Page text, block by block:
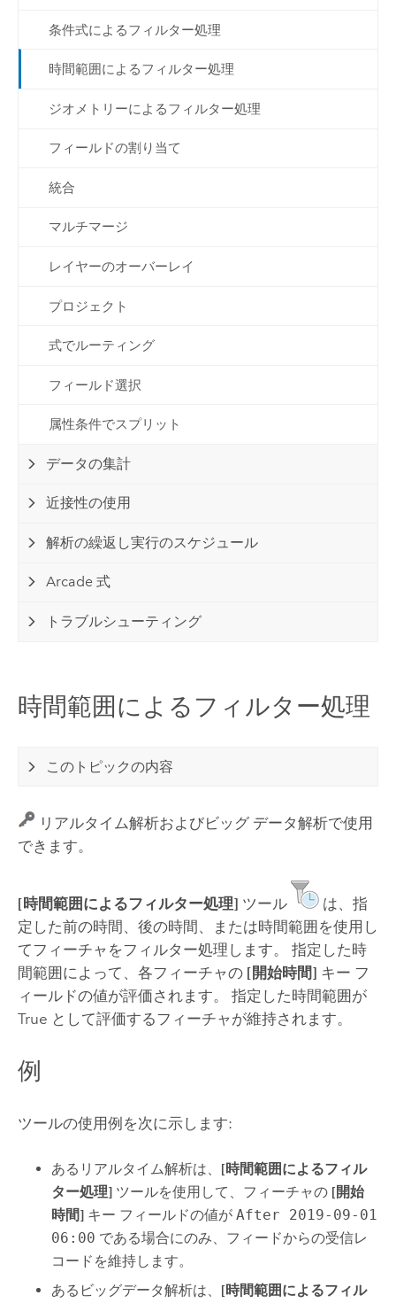
条件式によるフィルター処理
時間範囲によるフィルター処理
ジオメトリーによるフィルター処理
フィールドの割り当て
統合
マルチマージ
レイヤーのオーバーレイ
プロジェクト
式でルーティング
フィールド選択
属性条件でスプリット
データの集計
近接性の使用
解析の繰返し実行のスケジュール
Arcade 式
トラブルシューティング
時間範囲によるフィルター処理
このトピックの内容
リアルタイム解析およびビッグ データ解析で使用
できます。
[時間範囲によるフィルター処理] ツール
は、指
定した前の時間、後の時間、または時間範囲を使用し
てフィーチャをフィルター処理します。 指定した時
間範囲によって、各フィーチャの [開始時間] キー フ
ィールドの値が評価されます。 指定した時間範囲が
True として評価するフィーチャが維持されます。
例
ツールの使用例を次に示します:
あるリアルタイム解析は、 [時間範囲によるフィル
ター処理] ツールを使用して、フィーチャの [開始
時間] キー フィールドの値がAfter 2019-09-01
06:00 である場合にのみ、フィードからの受信レ
コードを維持します。
あるビッグデータ解析は、 [時間範囲によるフィル